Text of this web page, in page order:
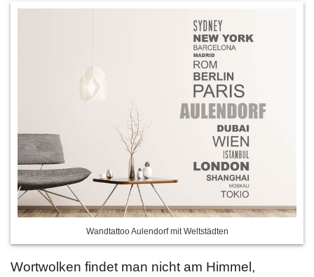
Wandtattoo Aulendorf mit Weltstädten
Wortwolken findet man nicht am Himmel,